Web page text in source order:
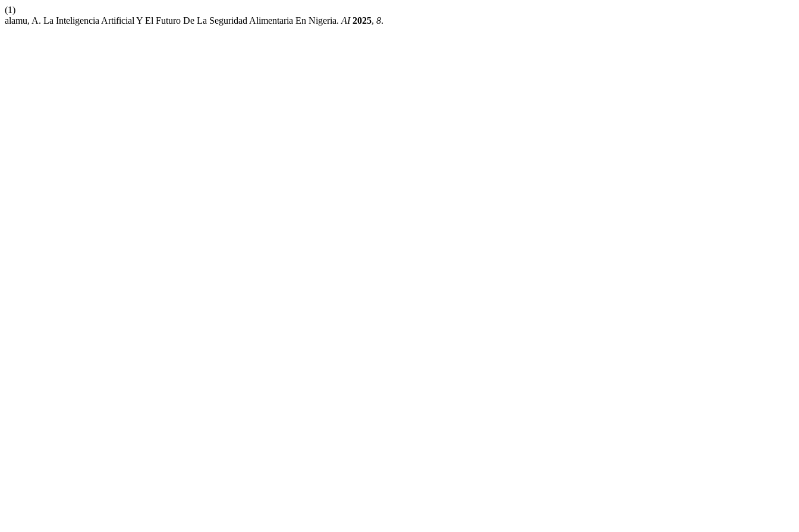
(1)
alamu, A. La Inteligencia Artificial Y El Futuro De La Seguridad Alimentaria En Nigeria. AI 2025, 8.